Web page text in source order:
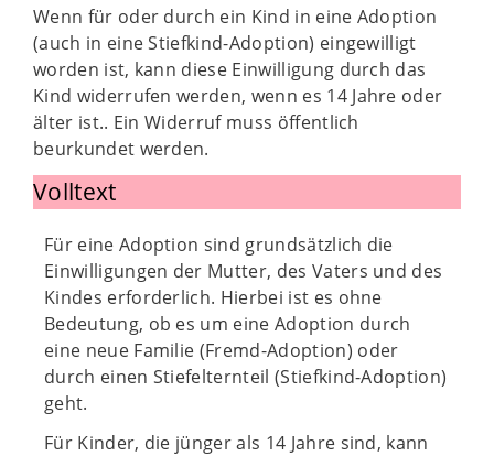
Wenn für oder durch ein Kind in eine Adoption
(auch in eine Stiefkind-Adoption) eingewilligt
worden ist, kann diese Einwilligung durch das
Kind widerrufen werden, wenn es 14 Jahre oder
älter ist.. Ein Widerruf muss öffentlich
beurkundet werden.
Volltext
Für eine Adoption sind grundsätzlich die
Einwilligungen der Mutter, des Vaters und des
Kindes erforderlich. Hierbei ist es ohne
Bedeutung, ob es um eine Adoption durch
eine neue Familie (Fremd-Adoption) oder
durch einen Stiefelternteil (Stiefkind-Adoption)
geht.
Für Kinder, die jünger als 14 Jahre sind, kann